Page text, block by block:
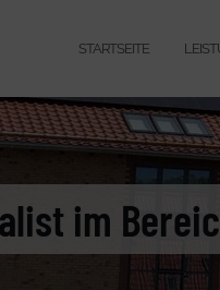
STARTSEITE
im